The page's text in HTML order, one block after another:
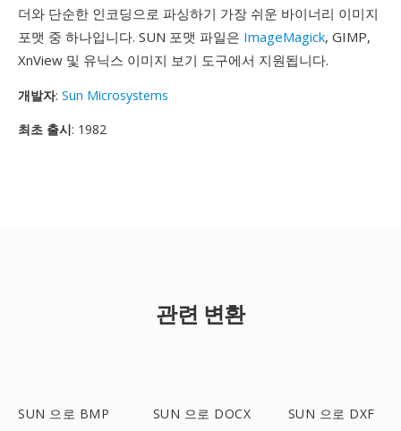
더와 단순한 인코딩으로 파싱하기 가장 쉬운 바이너리 이미지
포맷 중 하나입니다. SUN 포맷 파일은 ImageMagick, GIMP,
XnView 및 유닉스 이미지 보기 도구에서 지원됩니다.
개발자: Sun Microsystems
최초 출시: 1982
관련 변환
SUN 으로 BMP SUN 으로 DOCX SUN 으로 DXF